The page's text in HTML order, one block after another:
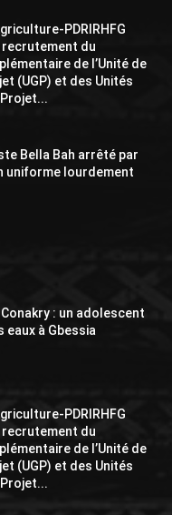
PDRIRHFG
du
de l’Unité de
(UGP) et des Unités
Bella Bah arrêté par
uniforme lourdement
: un adolescent
eaux à Gbessia
PDRIRHFG
du
de l’Unité de
(UGP) et des Unités